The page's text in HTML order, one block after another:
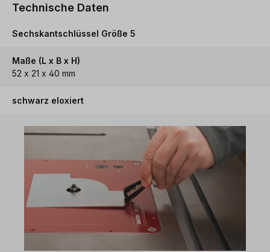
Technische Daten
Sechskantschlüssel Größe 5
Maße (L x B x H)
52 x 21 x 40 mm
schwarz eloxiert